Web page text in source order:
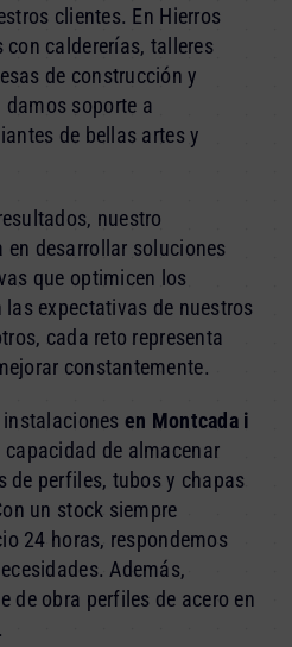
clientes. En Hierros
caldererías, talleres
de construcción y
soporte a
de bellas artes y
nuestro
desarrollar soluciones
que optimicen los
las expectativas de nuestros
cada reto representa
constantemente.
en Montcada i
capacidad de almacenar
de perfiles, tubos y chapas
un stock siempre
24 horas, respondemos
Además,
de obra perfiles de acero en